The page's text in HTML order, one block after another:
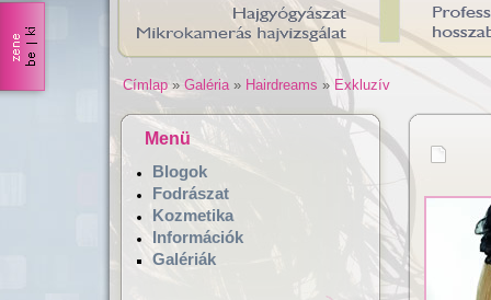
Címlap» Galéria» Hairdreams » Exkluzív
Menü
Blogok
Fodrászat
Kozmetika
Információk
Galériák